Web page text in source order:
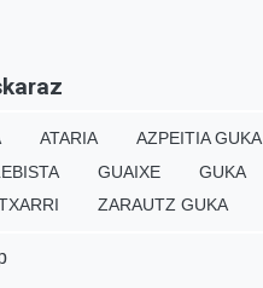
ATARIA AZPEITIA GUKA
GUAIXE GUKA
ZARAUTZ GUKA